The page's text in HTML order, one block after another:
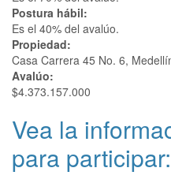
Postura hábil:
Es el 40% del avalúo.
Propiedad:
Casa Carrera 45 No. 6,
Avalúo:
$4.373.157.000
Vea la
para participar: